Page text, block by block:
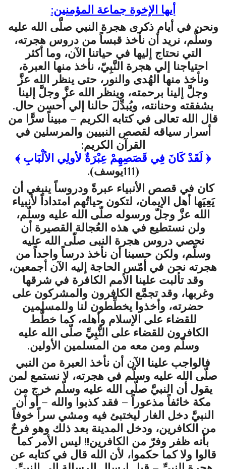
أيها الإخوة جماعة المؤمنين:
ونحن في أيام ذكرى هجرة النبي صلَّى الله عليه
وسلَّم،نريد أن نأخذ قبساً من دروس هجرته،
التي نحتاج إليها في حياتنا الآن، وما أكثر
احتياجنا إلي هجرة النَّبِيّ، نأخذ منها العبرة،
ونأخذ منها الهُدى والنور، حتى ينظر الله عزَّ
وجلَّ إلينا برحمته، وينظر الله عزَّ وجلَّ إلينا
بشفقته وحنانته، ويُبدِّلَ حالنا إلي أحسن حال.
قال الله تعالى في كتابه الكريم – مبيناً سرًّا من
أسرار سياقه لقصص النبيين والمرسلين في
القرآن الكريم:
﴿ لَقَدْ كَانَ فِي قَصَصِهِمْ عِبْرَةٌ لأولِي الألْبَابِ ﴾
(111يوسف).
كان في قصص الأنبياء عبرةً ودروساً ينبغي أن
يَعِيَها أهل الإيمان، لتكون حياتُهم امتداداً لأنبياء
الله عزَّ وجلّ ورسوله صلّى الله عليه وسلّم،
ولن نستطيع في هذه العُجالة القصيرة أن
نحصي دروس هجرة النبى صلّى الله عليه
وسلّم، ولكن حسبنا أن نأخذ درساً واحداً من
هجرته نحن في أمّس الحاجة إليه الآن أجمعين،
وقد تألبت علينا الأمم الكافرة في شرقها
وغربها، وقد تجمَّع الكافرون والمشركون على
حضرته، وأخذوا يخطِّطون لنا وللمسلمين
للقضاء على الإسلام وأهله، كما خطَّط
الكافرون للقضاء على النَّبِيِّ صلّى الله عليه
وسلّم ومن معه من المسلمين الأولين.
فالواجب علينا الآن أن نأخذ العبرة من النبي
صلّى الله عليه وسلّم في هجرته، لا نستمع لمن
يقول أن النبيَّ صلّى الله عليه وسلّم خرج من
مكة خائفاً مذعوراً – فقد كذبوا والله – أو أن
النبيَّ دخل الغار ليختبئ فيه ومشي سراً خوفاً
من الكافرين، ودخل المدينة بعد ذلك وهو فرحٌ
بأنه ظفر وفرّ من الكافرين!! ليس الأمر كما
قالوا ولا كما حكموا، لأن الله قال في كتابه عن